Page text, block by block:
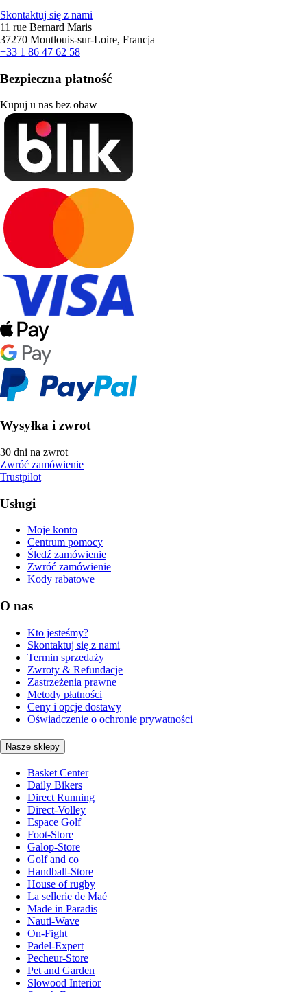
Skontaktuj się z nami
11 rue Bernard Maris
37270 Montlouis-sur-Loire, Francja
+33 1 86 47 62 58
Bezpieczna płatność
Kupuj u nas bez obaw
Wysyłka i zwrot
30 dni na zwrot
Zwróć zamówienie
Trustpilot
Usługi
Moje konto
Centrum pomocy
Śledź zamówienie
Zwróć zamówienie
Kody rabatowe
O nas
Kto jesteśmy?
Skontaktuj się z nami
Termin sprzedaży
Zwroty & Refundacje
Zastrzeżenia prawne
Metody płatności
Ceny i opcje dostawy
Oświadczenie o ochronie prywatności
Nasze sklepy
Basket Center
Daily Bikers
Direct Running
Direct-Volley
Espace Golf
Foot-Store
Galop-Store
Golf and co
Handball-Store
House of rugby
La sellerie de Maé
Made in Paradis
Nauti-Wave
On-Fight
Padel-Expert
Pecheur-Store
Pet and Garden
Slowood Interior